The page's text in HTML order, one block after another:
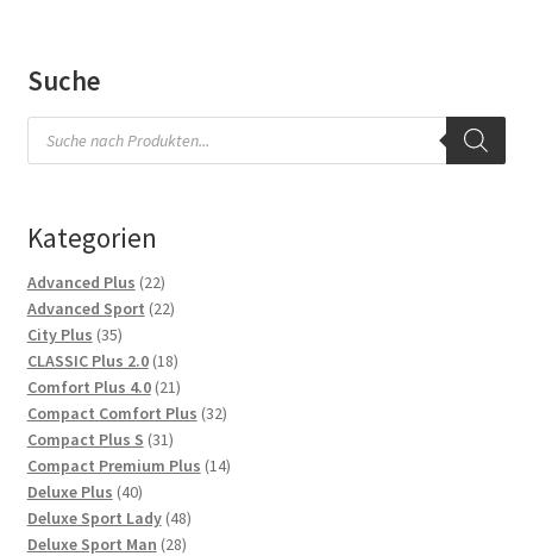
Suche
Products
search
Kategorien
Advanced Plus 2222
Produkte
Advanced Sport 2222
City Plus 3535
Produkte
CLASSIC Plus 2.0 1818
Produkte
Comfort Plus 4.0 2121
Produkte
Compact Comfort Plus 3232
Compact Plus S 3131
Produkte
Compact Premium Plus 1414
Deluxe Plus 4040
Produkte
Deluxe Sport Lady 4848
Produkte
Deluxe Sport Man 2828